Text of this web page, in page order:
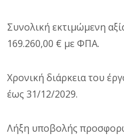
Συνολική εκτιμώμενη
169.260,00 € με ΦΠΑ.
Χρονική διάρκεια του
έως 31/12/2029.
Λήξη υποβολής